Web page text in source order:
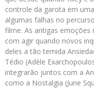
controle da garota em
algumas falhas no
filme. As antigas
com agir quando novos
deles a tão temida
Tédio (Adèle
integrarão juntos com a
como a Nostalgia (June